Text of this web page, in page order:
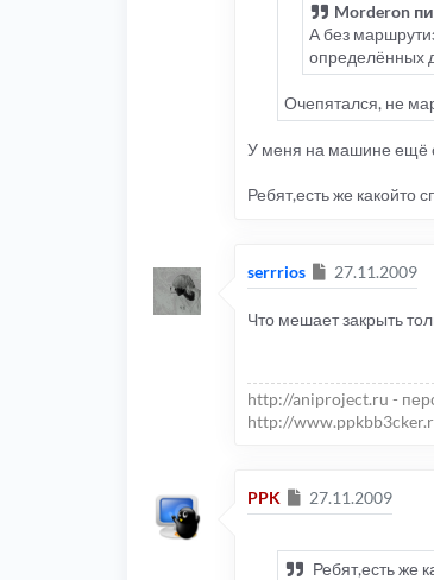
Morderon
А без
определённых
Очепятался, не
У меня на машине ещё
Ребят,есть же какойто
serrrios Сообщение
27.11.2009
Что мешает закрыть
http://aniproject.ru -
http://
PPK Сообщение
27.11.2009
Ребят,есть же